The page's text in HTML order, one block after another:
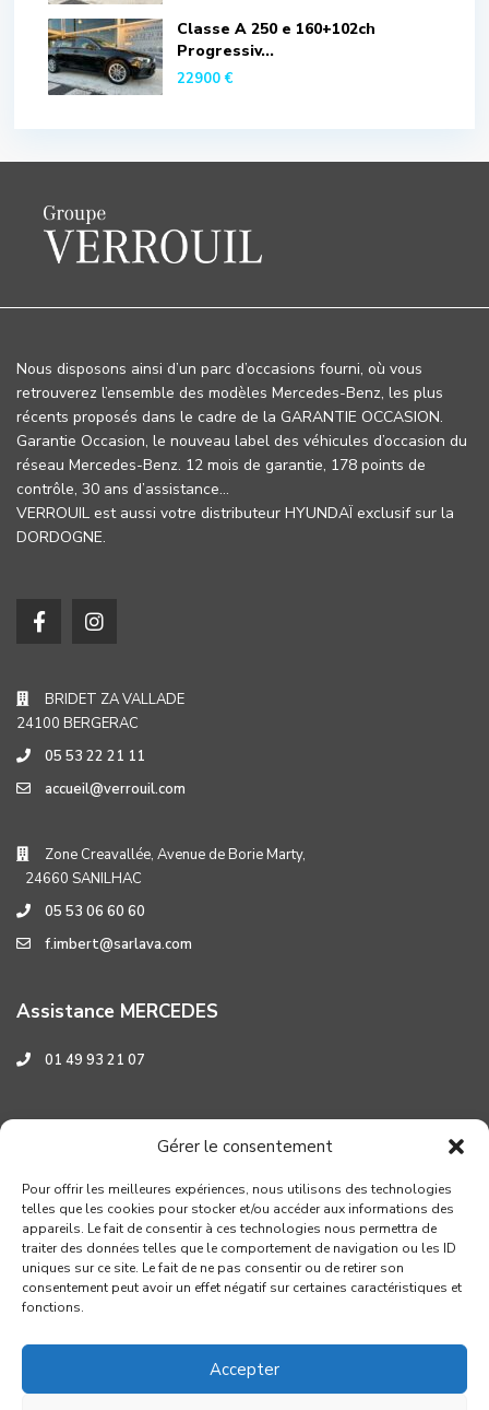
Gérer le consentement
Pour offrir les meilleures expériences, nous utilisons des technologies
telles que les cookies pour stocker et/ou accéder aux informations des
appareils. Le fait de consentir à ces technologies nous permettra de
traiter des données telles que le comportement de navigation ou les ID
uniques sur ce site. Le fait de ne pas consentir ou de retirer son
consentement peut avoir un effet négatif sur certaines caractéristiques et
fonctions.
Accepter
Classe A 250 e 160+102ch
Progressiv...
22900 €
Nous disposons ainsi d’un parc d’occasions fourni, où vous
retrouverez l’ensemble des modèles Mercedes-Benz, les plus
récents proposés dans le cadre de la GARANTIE OCCASION.
Garantie Occasion, le nouveau label des véhicules d’occasion du
réseau Mercedes-Benz. 12 mois de garantie, 178 points de
contrôle, 30 ans d’assistance…
VERROUIL est aussi votre distributeur HYUNDAÏ exclusif sur la
DORDOGNE.
BRIDET ZA VALLADE
24100 BERGERAC
05 53 22 21 11
accueil@verrouil.com
Zone Creavallée, Avenue de Borie Marty,
24660 SANILHAC
05 53 06 60 60
f.imbert@sarlava.com
Assistance MERCEDES
01 49 93 21 07
Assistance HYUNDAI